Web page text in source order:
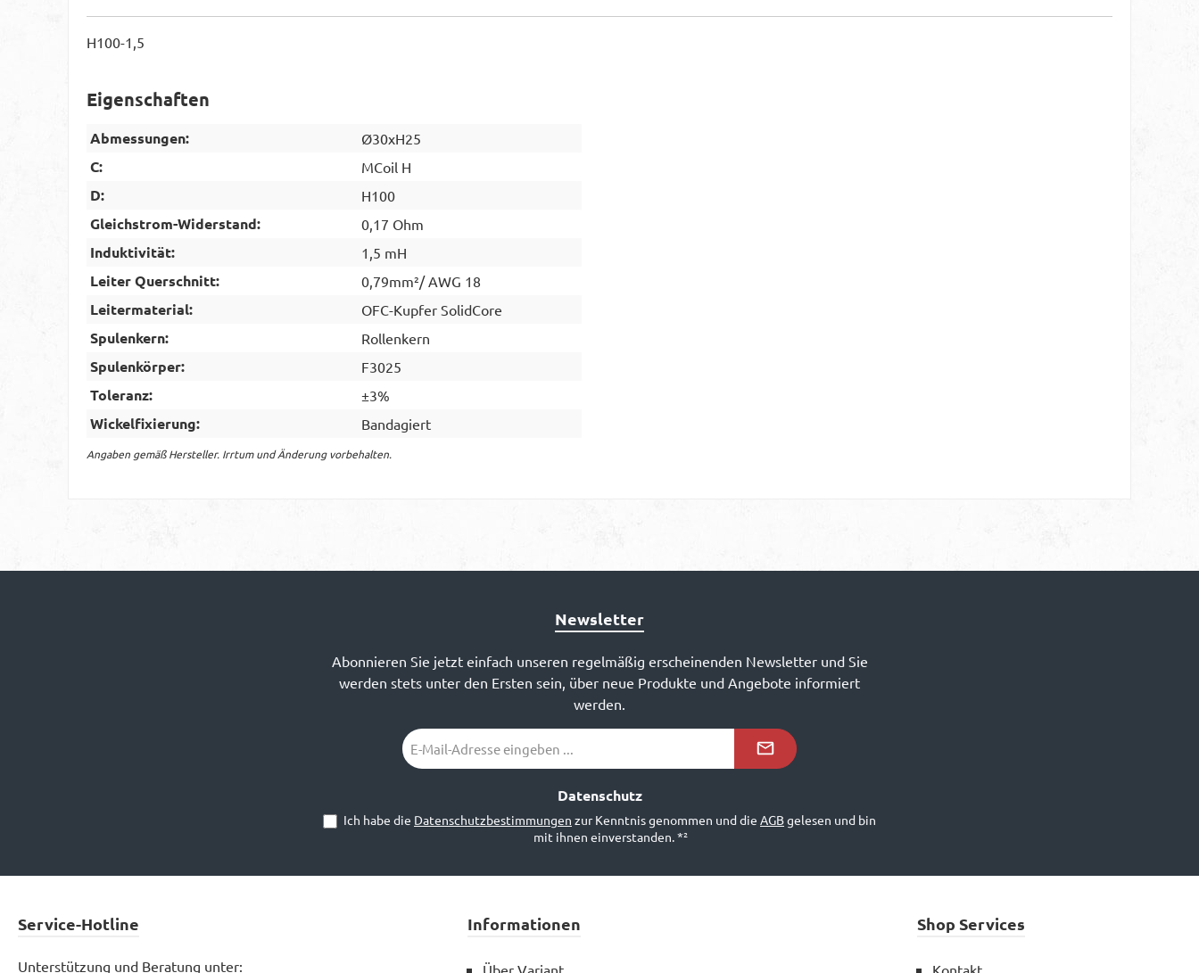
H100-1,5
Eigenschaften
Abmessungen: Ø30xH25
C: MCoil H
D: H100
Gleichstrom-Widerstand: 0,17 Ohm
Induktivität: 1,5 mH
Leiter Querschnitt: 0,79mm²/ AWG 18
Leitermaterial: OFC-Kupfer SolidCore
Spulenkern: Rollenkern
Spulenkörper: F3025
Toleranz: ±3%
Wickelfixierung: Bandagiert
Angaben gemäß Hersteller. Irrtum und Änderung vorbehalten.
Newsletter
Abonnieren Sie jetzt einfach unseren regelmäßig erscheinenden Newsletter und Sie
werden stets unter den Ersten sein, über neue Produkte und Angebote informiert
werden.
E-
Mail-
Datenschutz
Ich habe die Datenschutzbestimmungen zur Kenntnis genommen und die AGBgelesen und bin
mit ihnen einverstanden.*²
Service-Hotline
Unterstützung und Beratung unter:
Informationen
Über Variant
Shop Services
Kontakt